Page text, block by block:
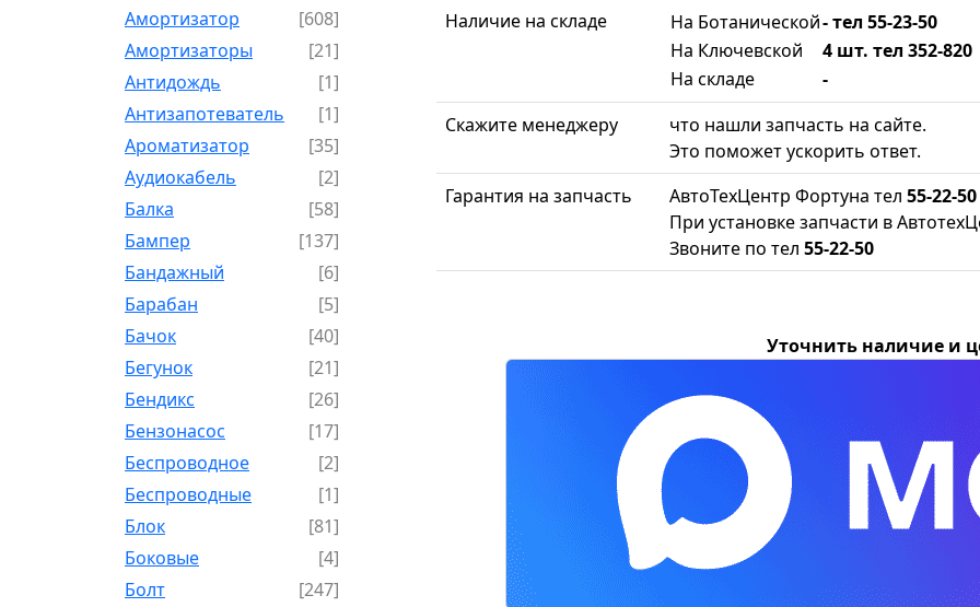
Амортизатор
[608]
Амортизаторы
[21]
Антидождь
[1]
Антизапотеватель
[1]
Ароматизатор
[35]
Аудиокабель
[2]
Балка
[58]
Бампер
[137]
Бандажный
[6]
Барабан
[5]
Бачок
[40]
Бегунок
[21]
Бендикс
[26]
Бензонасос
[17]
Беспроводное
[2]
Беспроводные
[1]
Блок
[81]
Боковые
[4]
Болт
[247]
Наличие на складе
На Ботанической- тел 55-23-50
На Ключевской
4 шт. тел 352-820
На складе
-
Скажите менеджеру
что нашли запчасть на сайте.
Это поможет ускорить ответ.
Гарантия на запчасть
АвтоТехЦентр Фортуна тел 55-22-50
При установке запчасти в
Звоните по тел 55-22-50
Уточнить наличие и